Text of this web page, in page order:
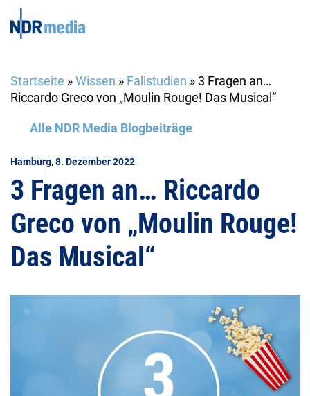
Startseite »Wissen » Fallstudien » 3 Fragen an…
Riccardo Greco von „Moulin Rouge! Das Musical“
Alle NDR Media Blogbeiträge
Hamburg, 8. Dezember 2022
3 Fragen an… Riccardo
Greco von „Moulin Rouge!
Das Musical“